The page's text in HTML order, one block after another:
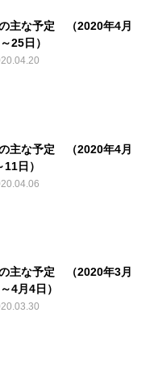
主な予定 （2020年4月
25日）
主な予定 （2020年4月
日）
主な予定 （2020年3月
4月4日）